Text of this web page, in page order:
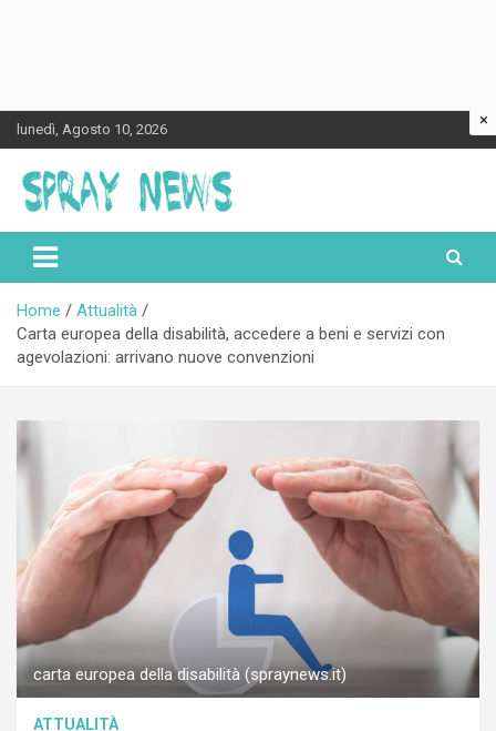
Skip
to
content
lunedì, Agosto 10, 2026
Spraynews.it
Home
Attualità
Carta europea della disabilità, accedere a beni e servizi con
agevolazioni: arrivano nuove convenzioni
carta europea della disabilità (spraynews.it)
ATTUALITÀ
×